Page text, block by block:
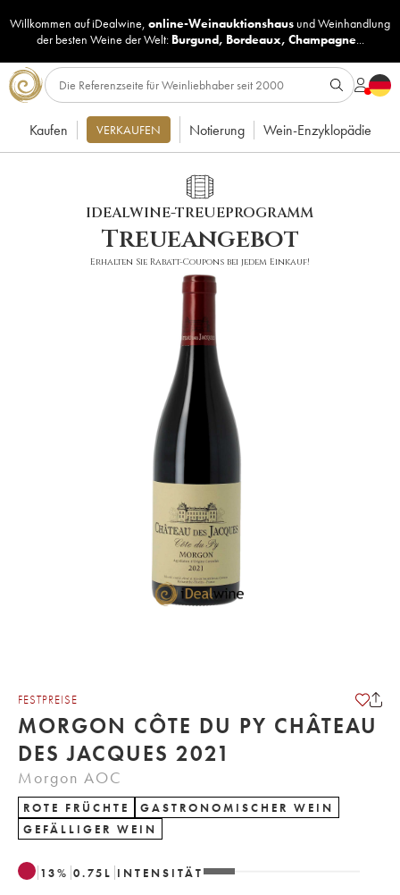
Willkommen auf iDealwine, online-Weinauktionshaus undWeinhandlung
der besten Weine der Welt: Burgund, Bordeaux, Champagne...
Kaufen VERKAUFEN Notierung Wein-Enzyklopädie
IDEALWINE-TREUEPROGRAMM
Treueangebot
Erhalten Sie Rabatt-Coupons bei jedem Einkauf!
FESTPREISE
MORGON CÔTE DU PY CHÂTEAU
DES JACQUES 2021
Morgon AOC
ROTE FRÜCHTE
GASTRONOMISCHER WEIN
GEFÄLLIGER WEIN
13% 0.75 L INTENSITÄT